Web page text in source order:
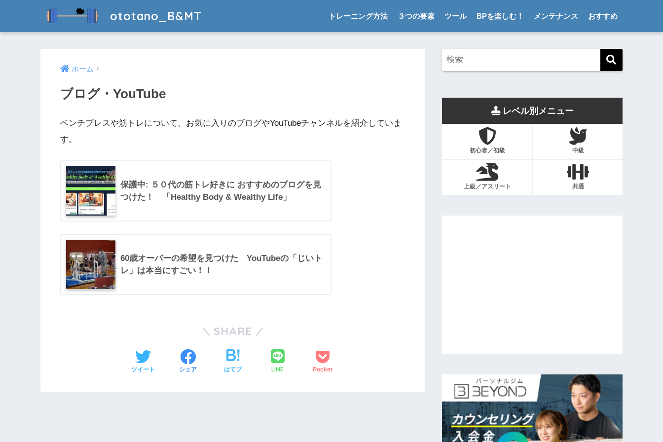
ototano_B&MT トレーニング方法 ３つの要素 ツール BPを楽しむ！ メンテナンス おすすめ
ホーム
ブログ・YouTube
ベンチプレスや筋トレについて、お気に入りのブログやYouTubeチャンネルを紹介していま
す。
保護中: ５０代の筋トレ好きに おすすめのブログを見
つけた！ 「Healthy Body & Wealthy Life」
60歳オーバーの希望を見つけた YouTubeの「じいト
レ」は本当にすごい！！
SHARE
ツイート シェア はてブ LINE Pocket
レベル別メニュー
初心者／初級 中級
上級／アスリート 共通